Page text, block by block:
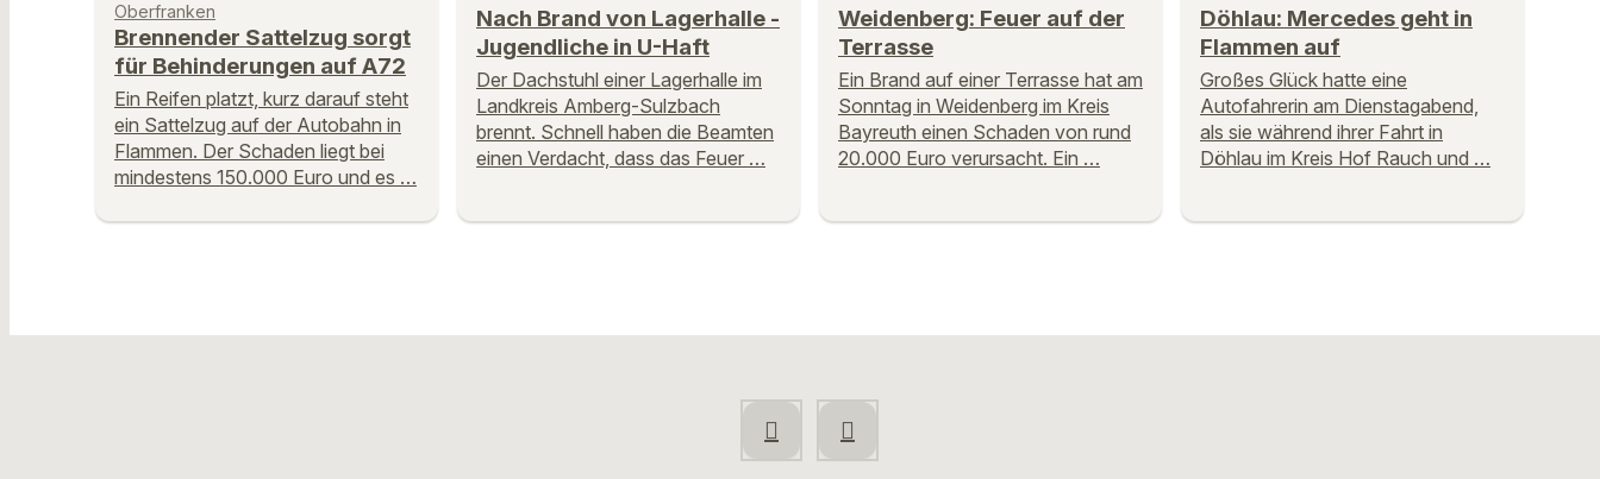
Oberfranken
Brennender Sattelzug sorgt
für Behinderungen auf A72
Ein Reifen platzt, kurz darauf steht
ein Sattelzug auf der Autobahn in
Flammen. Der Schaden liegt bei
mindestens 150.000 Euro und es …
Nach Brand von Lagerhalle -
Jugendliche in U-Haft
Der Dachstuhl einer Lagerhalle im
Landkreis Amberg-Sulzbach
brennt. Schnell haben die Beamten
einen Verdacht, dass das Feuer …
Weidenberg: Feuer auf der
Terrasse
Ein Brand auf einer Terrasse hat am
Sonntag in Weidenberg im Kreis
Bayreuth einen Schaden von rund
20.000 Euro verursacht. Ein …
Döhlau: Mercedes geht in
Flammen auf
Großes Glück hatte eine
Autofahrerin am Dienstagabend,
als sie während ihrer Fahrt in
Döhlau im Kreis Hof Rauch und …